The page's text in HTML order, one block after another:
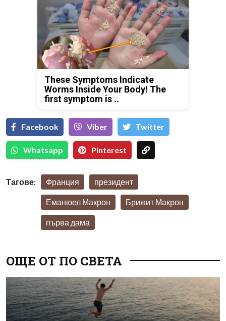
These Symptoms Indicate
Worms Inside Your Body! The
first symptom is ..
Facebook Viber Тwitter
Whatsapp Pinterest
Тагове: Франция президент
Еманюел Макрон Брижит Макрон
първа дама
ОЩЕ ОТ ПО СВЕТА